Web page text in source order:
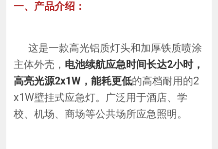
一、产品介绍：
这是一款高光铝质灯头和加厚铁质喷涂
主体外壳 ， 电池续航应急时间长达2小时，
高亮光源2x1W，能耗更低的高档耐用的2
x1W壁挂式应急灯。广泛用于酒店、学
校、机场、商场等公共场所应急照明。